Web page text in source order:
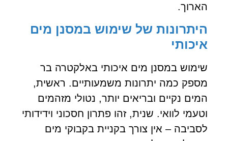
הארוך.
היתרונות של שימוש במסנן מים
איכותי
שימוש במסנן מים איכותי באלקטרה בר
מספק כמה יתרונות משמעותיים. ראשית,
המים נקיים ובריאים יותר, נטולי מזהמים
וטעמי לוואי. שנית, זהו פתרון חסכוני וידידותי
לסביבה – אין צורך בקניית בקבוקי מים